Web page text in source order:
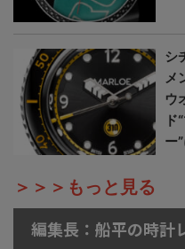
シ
メ
ウ
ド
ー
＞＞＞もっと見る
編集長：船平の時計